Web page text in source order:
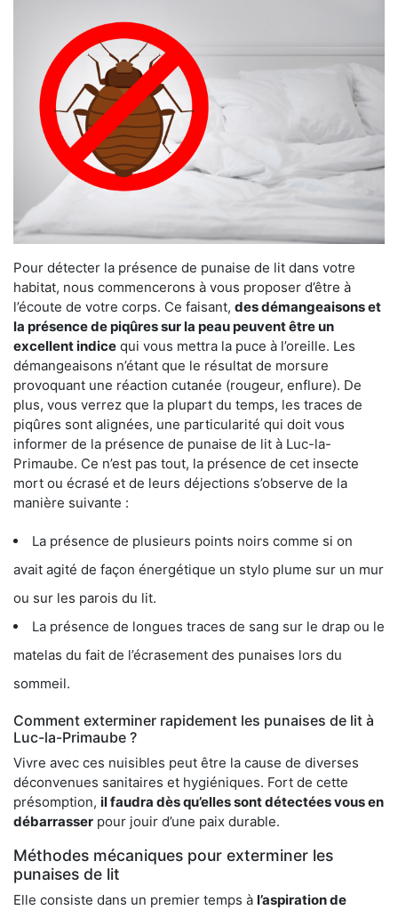
Pour détecter la présence de punaise de lit dans votre
habitat, nous commencerons à vous proposer d’être à
l’écoute de votre corps. Ce faisant, des démangeaisons et
la présence de piqûres sur la peau peuvent être un
excellent indice qui vous mettra la puce à l’oreille. Les
démangeaisons n’étant que le résultat de morsure
provoquant une réaction cutanée (rougeur, enflure). De
plus, vous verrez que la plupart du temps, les traces de
piqûres sont alignées, une particularité qui doit vous
informer de la présence de punaise de lit à Luc-la-
Primaube. Ce n’est pas tout, la présence de cet insecte
mort ou écrasé et de leurs déjections s’observe de la
manière suivante :
La présence de plusieurs points noirs comme si on
avait agité de façon énergétique un stylo plume sur un mur
ou sur les parois du lit.
La présence de longues traces de sang sur le drap ou le
matelas du fait de l’écrasement des punaises lors du
sommeil.
Comment exterminer rapidement les punaises de lit à
Luc-la-Primaube ?
Vivre avec ces nuisibles peut être la cause de diverses
déconvenues sanitaires et hygiéniques. Fort de cette
présomption, il faudra dès qu’elles sont détectées vous en
débarrasser pour jouir d’une paix durable.
Méthodes mécaniques pour exterminer les
punaises de lit
Elle consiste dans un premier temps à l’aspiration de